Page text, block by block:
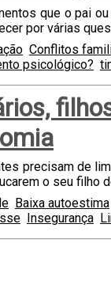
que o pai
por várias
Conflitos
psicológico?
precisam de
o seu filho
Baixa autoestima
Insegurança